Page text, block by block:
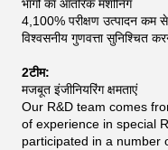
भागों का आंतरिक मशीनिंग
4,100% परीक्षण उत्पादन
विश्वसनीय गुणवत्ता सुनिश्चित
2टीम:
मजबूत इंजीनियरिंग क्षमताएं
Our R&D team comes
of experience in special
participated in a number